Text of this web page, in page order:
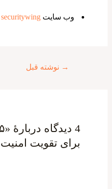
وب سایت securitywing
→ نوشته قبل
برای تقویت